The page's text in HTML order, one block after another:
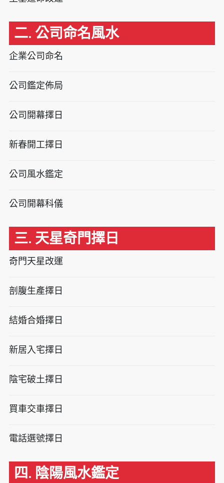
二. 公司命名風水
企業公司命名
公司鑑定佈局
公司開幕擇日
新春開工擇日
公司風水鑑定
公司開幕科儀
三. 天星奇門擇日
奇門天星改運
剖腹生產擇日
結婚合婚擇日
新居入宅擇日
陰宅破土擇日
買車交車擇日
電話選號擇日
四. 陰陽風水鑑定